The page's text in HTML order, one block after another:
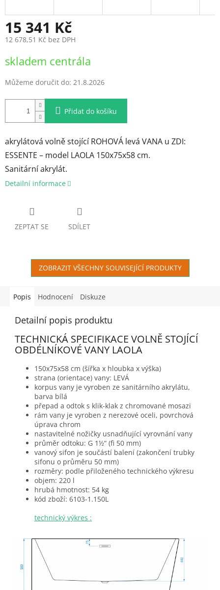
15 341 Kč
12 678,51 Kč bez DPH
cena:
skladem centrála
Můžeme doručit do: 21.8.2026
Přidat do košíku
akrylátová volně stojící ROHOVÁ levá VANA u ZDI:
ESSENTE – model LAOLA 150x75x58 cm.
Sanitární akrylát.
Detailní informace
ZEPTAT SE SDÍLET
ZOBRAZIT VŠECHNY SOUVISEJÍCÍ PRODUKTY
Popis Hodnocení Diskuze
Detailní popis produktu
TECHNICKÁ SPECIFIKACE VOLNĚ STOJÍCÍ
OBDÉLNÍKOVÉ VANY LAOLA
150x75x58 cm (šířka x hloubka x výška)
strana (orientace) vany: LEVÁ
korpus vany je vyroben ze sanitárního akrylátu,
barva bílá
přepad a odtok s klik-klak z chromované mosazi
rám vany je vyroben z nerezové oceli, povrchová
úprava chrom
nastavitelné nožičky usnadňující vyrovnání vany
průměr odtoku: G 1½“ (fi 50 mm)
vanový sifon je součástí balení (zakončení trubky
sifonu o průměru 50 mm)
rozměry: podle přiloženého technického výkresu
objem: 220 l
hrubá hmotnost: 54 kg
kód zboží: 6103-1.150L
technický výkres :